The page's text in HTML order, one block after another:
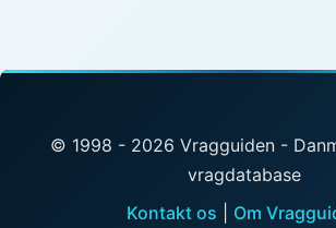
© 1998 - 2026 Vragguiden -
vragdatabase
Kontakt os
Om